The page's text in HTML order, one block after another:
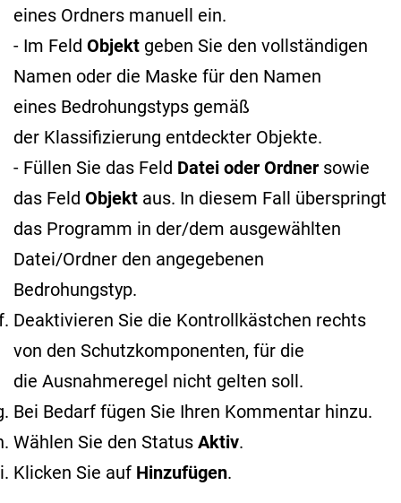
eines Ordners manuell ein.
- Im Feld Objekt geben Sie den vollständigen
Namen oder die Maske für den Namen
eines Bedrohungstyps gemäß
der Klassifizierung entdeckter Objekte.
- Füllen Sie das Feld Datei oder Ordner sowie
das Feld Objekt aus. In diesem Fall überspringt
das Programm in der/dem ausgewählten
Datei/Ordner den angegebenen
Bedrohungstyp.
Deaktivieren Sie die Kontrollkästchen rechts
von den Schutzkomponenten, für die
die Ausnahmeregel nicht gelten soll.
Bei Bedarf fügen Sie Ihren Kommentar hinzu.
Wählen Sie den Status Aktiv.
Klicken Sie auf Hinzufügen.